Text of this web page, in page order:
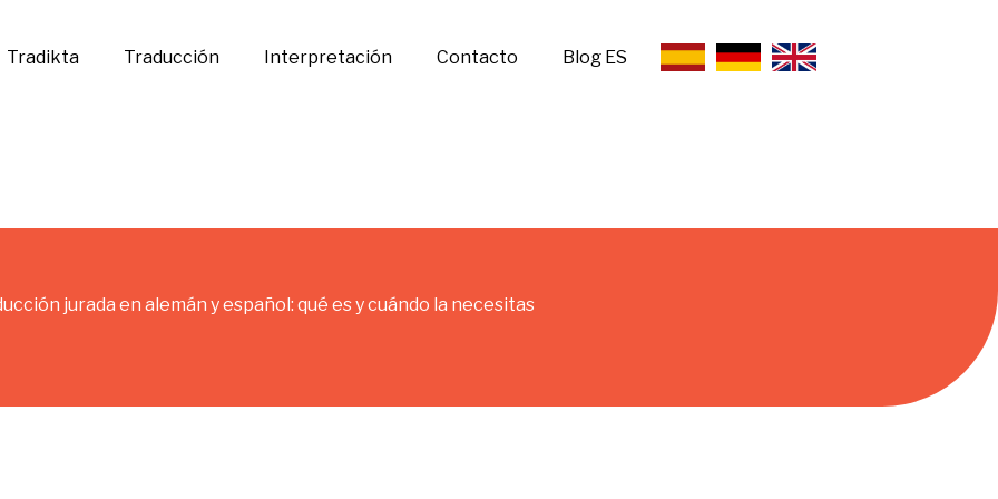
Tradikta Traducción Interpretación Contacto Blog ES
jurada en alemán y español: qué es y cuándo la necesitas